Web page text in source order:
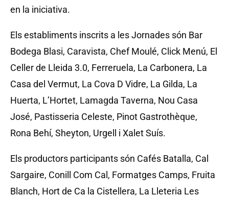
en la iniciativa.
Els establiments inscrits a les Jornades són Bar
Bodega Blasi, Caravista, Chef Moulé, Click Menú, El
Celler de Lleida 3.0, Ferreruela, La Carbonera, La
Casa del Vermut, La Cova D Vidre, La Gilda, La
Huerta, L’Hortet, Lamagda Taverna, Nou Casa
José, Pastisseria Celeste, Pinot Gastrothèque,
Rona Behí, Sheyton, Urgell i Xalet Suís.
Els productors participants són Cafés Batalla, Cal
Sargaire, Conill Com Cal, Formatges Camps, Fruita
Blanch, Hort de Ca la Cistellera, La Lleteria Les